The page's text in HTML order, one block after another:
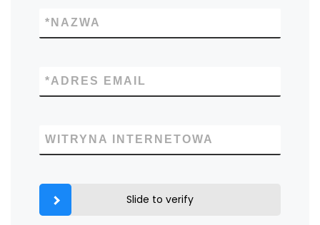
NAZWA
*
ADRES EMAIL
*
WITRYNA INTERNETOWA
Slide to verify